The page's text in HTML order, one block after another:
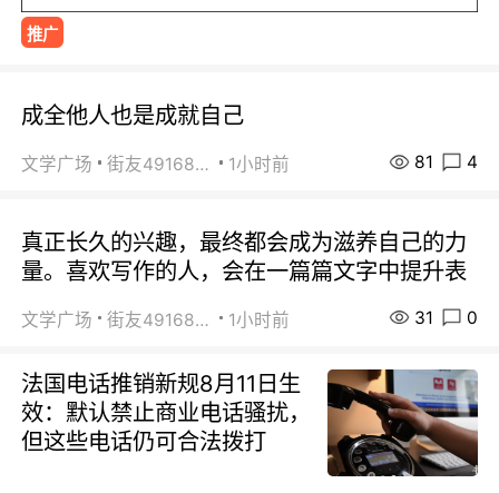
推广
成全他人也是成就自己
文学广场 街友49168527 1小时前 81 4
真正长久的兴趣，最终都会成为滋养自己的力
量。喜欢写作的人，会在一篇篇文字中提升表
文学广场 街友49168527 1小时前 31 0
法国电话推销新规8月11日生
效：默认禁止商业电话骚扰，
但这些电话仍可合法拨打